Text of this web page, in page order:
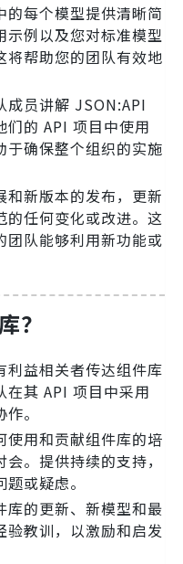
的每个模型提供清晰简
例以及您对标准模型
将帮助您的团队有效地
成员讲解 JSON:API
们的 API 项目中使用
于确保整个组织的实施
和新版本的发布，更新
的任何变化或改进。这
团队能够利用新功能或
？
利益相关者传达组件库
在其 API 项目中采用
。
使用和贡献组件库的培
。提供持续的支持，
或疑虑。
库的更新、新模型和最
验教训，以激励和启发